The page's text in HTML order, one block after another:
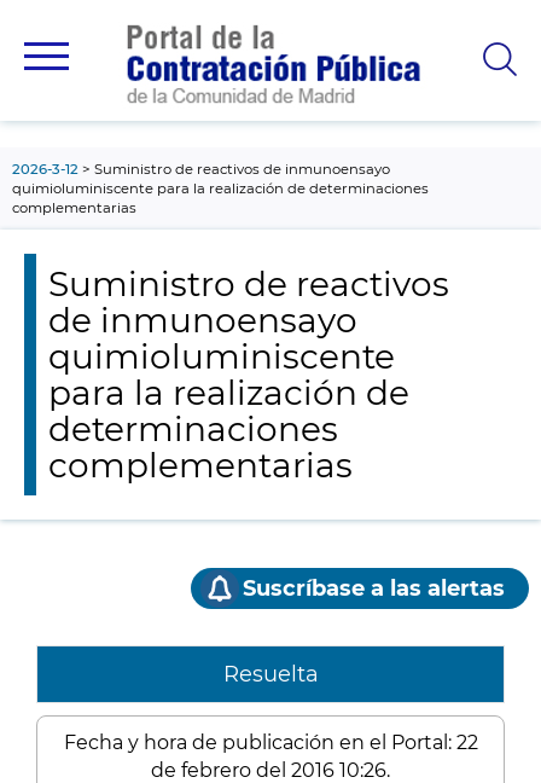
principal
2026-3-12
Suministro de reactivos de inmunoensayo
quimioluminiscente para la realización de determinaciones
complementarias
Suministro de reactivos
de inmunoensayo
quimioluminiscente
para la realización de
determinaciones
complementarias
Suscríbase a las alertas
Resuelta
Fecha y hora de publicación en el Portal: 22
de febrero del 2016 10:26.